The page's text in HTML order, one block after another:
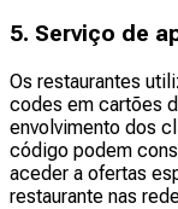
5. Serviço de
Os restaurantes
codes em cartões
envolvimento dos
código podem
aceder a ofertas
restaurante nas